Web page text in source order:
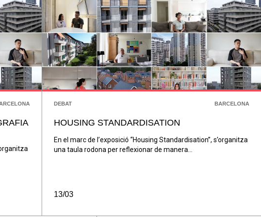
DEBAT BARCELONA
HOUSING STANDARDISATION
En el marc de l’exposició “Housing Standardisation”, s’organitza
una taula rodona per reflexionar de manera...
13/03